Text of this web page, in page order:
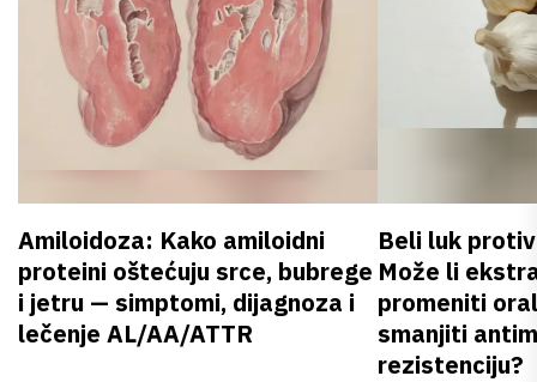
Amiloidoza: Kako amiloidni
proteini oštećuju srce, bubrege
i jetru — simptomi, dijagnoza i
lečenje AL/AA/ATTR
Beli luk
Može li
promeniti
smanjiti
rezistenciju?